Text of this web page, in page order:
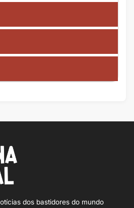
dos bastidores do mundo